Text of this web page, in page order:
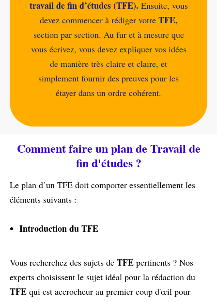
travail de fin d’études (TFE). Ensuite, vous
devez commencer à rédiger votre TFE,
section par section. Au fur et à mesure que
vous écrivez, vous devez expliquer vos idées
de manière très claire et claire, et
simplement fournir des preuves pour les
étayer dans un ordre cohérent.
Comment faire un plan de Travail de
fin d'études ?
Le plan d’un TFE doit comporter essentiellement les
éléments suivants :
Introduction du TFE
Vous recherchez des sujets de TFE pertinents ? Nos
experts choisissent le sujet idéal pour la rédaction du
TFE qui est accrocheur au premier coup d'œil pour